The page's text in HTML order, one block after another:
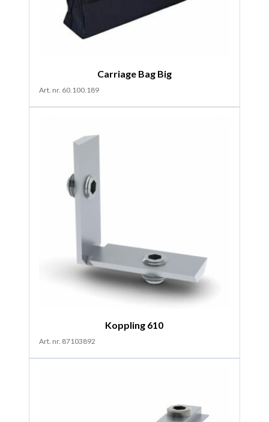
Carriage Bag Big
Art. nr. 60.100.189
Koppling 610
Art. nr. 87103892